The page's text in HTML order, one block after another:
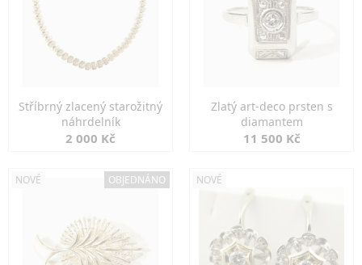
Stříbrný zlacený starožitný
náhrdelník
2 000 Kč
Zlatý art-deco prsten s
diamantem
11 500 Kč
NOVÉ OBJEDNÁNO NOVÉ